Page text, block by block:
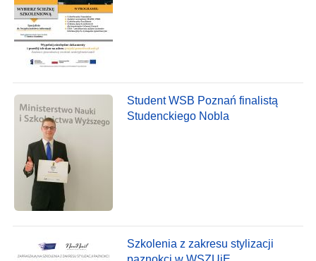
Student WSB Poznań finalistą
Studenckiego Nobla
Szkolenia z zakresu stylizacji